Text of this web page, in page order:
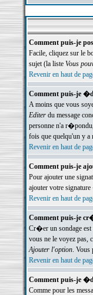
Comment puis-je
Facile, cliquez sur le
sujet (la liste Vous
Revenir en haut de
Comment puis-je
A moins que vous
Editerdu message
personne n'a
fois que quelqu'un y
Revenir en haut de
Comment puis-je
Pour ajouter une
ajouter votre
Revenir en haut de
Comment puis-je
Cr�er un sondage est
vous ne le voyez pas,
Ajouter l'option. Vous
Revenir en haut de
Comment puis-je
Comme pour les